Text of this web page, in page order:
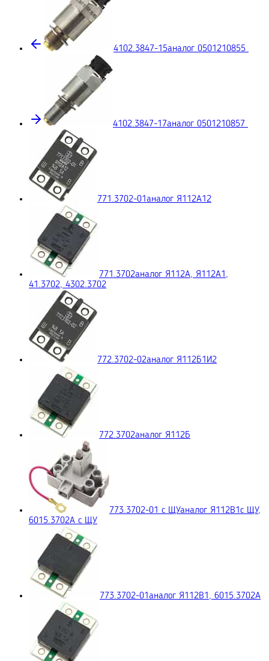
4102.3847-15аналог 0501210855
4102.3847-17аналог 0501210857
771.3702-01аналог Я112А12
771.3702аналог Я112А, Я112А1,
41.3702, 4302.3702
772.3702-02аналог Я112Б1И2
772.3702аналог Я112Б
773.3702-01 с ЩУаналог Я112В1с ЩУ,
6015.3702А с ЩУ
773.3702-01аналог Я112В1, 6015.3702A